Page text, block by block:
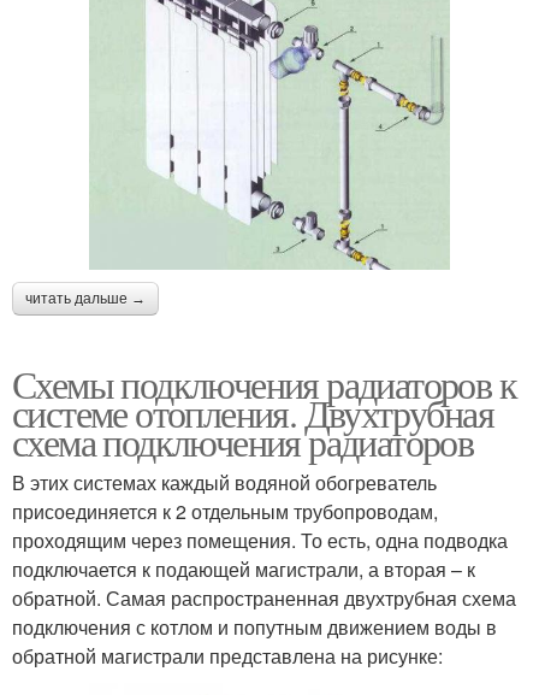
читать дальше →
Схемы подключения радиаторов к
системе отопления. Двухтрубная
схема подключения радиаторов
В этих системах каждый водяной обогреватель
присоединяется к 2 отдельным трубопроводам,
проходящим через помещения. То есть, одна подводка
подключается к подающей магистрали, а вторая – к
обратной. Самая распространенная двухтрубная схема
подключения с котлом и попутным движением воды в
обратной магистрали представлена на рисунке: